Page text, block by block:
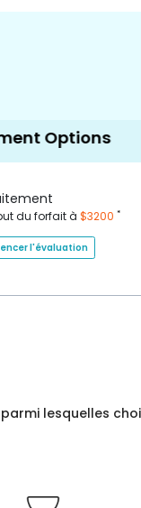
du forfait à $3200 *
l'évaluation
lesquelles